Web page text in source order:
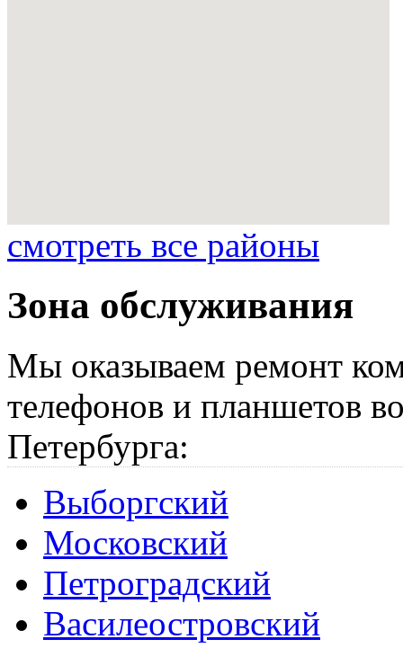
смотреть все районы
Зона обслуживания
Мы оказываем ремонт
телефонов и планшетов
Петербурга:
Выборгский
Московский
Петроградский
Василеостровский